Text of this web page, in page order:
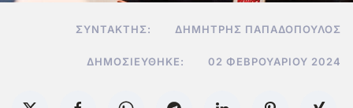
ΣΥΝΤΆΚΤΗΣ: ΔΗΜΉΤΡΗΣ ΠΑΠΑΔΌΠΟΥΛΟΣ
ΔΗΜΟΣΙΕΎΘΗΚΕ: 02 ΦΕΒΡΟΥΑΡΊΟΥ 2024